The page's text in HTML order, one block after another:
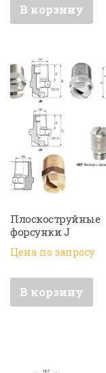
В корзину
Плоскоструйные
форсунки J
Цена по запросу
В корзину